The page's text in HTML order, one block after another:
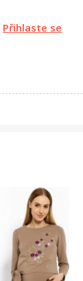
Přihlaste se